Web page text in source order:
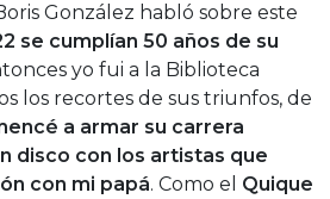
González habló sobre este
se cumplían 50 años de su
yo fui a la Biblioteca
los recortes de sus triunfos, de
a armar su carrera
disco con los artistas que
con mi papá. Como el Quique